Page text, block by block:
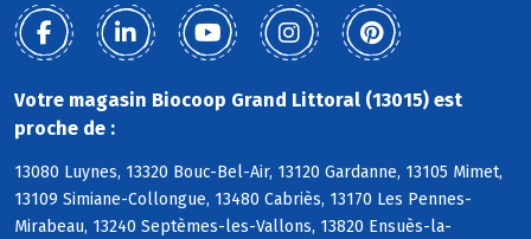
Votre magasin Biocoop Grand Littoral (13015) est
proche de :
13080 Luynes, 13320 Bouc-Bel-Air, 13120 Gardanne, 13105 Mimet,
13109 Simiane-Collongue, 13480 Cabriès, 13170 Les Pennes-
Mirabeau, 13240 Septèmes-les-Vallons, 13820 Ensuès-la-